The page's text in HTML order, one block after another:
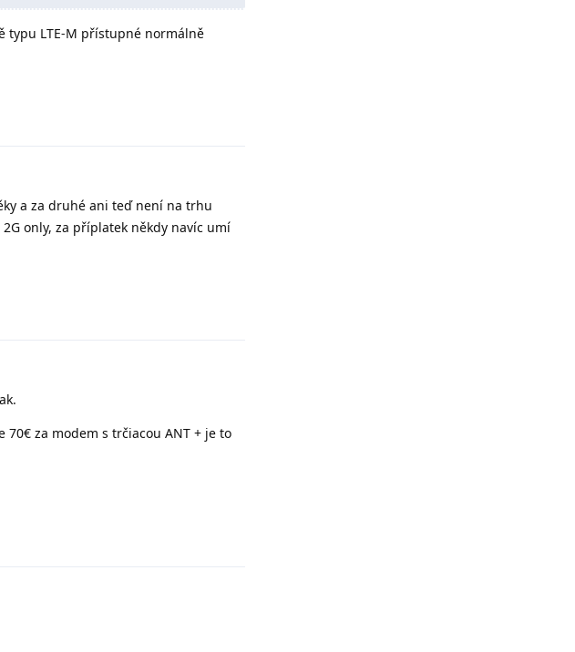
typu LTE-M přístupné normálně
a za druhé ani teď není na trhu
only, za příplatek někdy navíc umí
70€ za modem s trčiacou ANT + je to